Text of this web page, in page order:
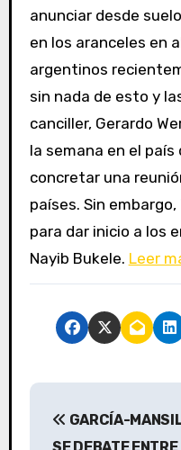
anunciar desde
en los aranceles en
argentinos
sin nada de esto y
canciller, Gerardo
la semana en el
concretar una
países. Sin
para dar inicio a los
Nayib Bukele. Leer
N
GARCÍA-
SE DEBATE ENTRE